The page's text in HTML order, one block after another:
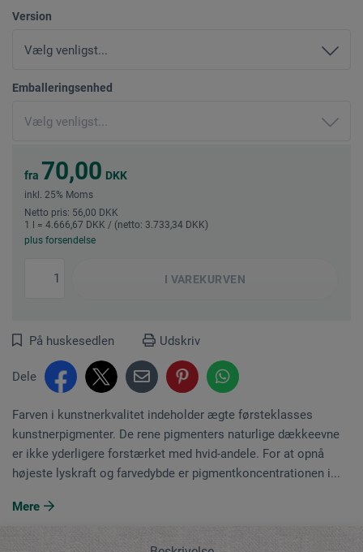
Version
Emballeringsenhed
fra 70,00 DKK
inkl. 25% Moms
Netto pris: 56,00 DKK
1 l = 4.666,67 DKK / (netto: 3.733,34 DKK)
plus forsendelse
I VAREKURVEN
På huskesedlen Udskriv
Dele
Farven i kunstnerkvalitet indeholder ægte førsteklasses
kunstnerpigmenter. De rene pigmenters naturlige dækkeevne
er ikke yderligere forstærket med hvid-andele. For at opnå
højeste lyskraft og farvedybde er pigmentkoncentrationen i...
Mere